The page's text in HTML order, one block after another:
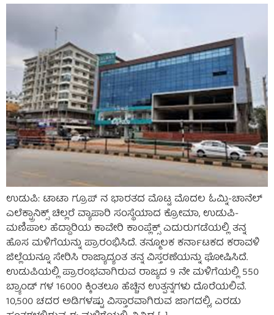
ಉಡುಪಿ: ಟಾಟಾ ಗ್ರೂಪ್ ನ ಭಾರತದ ಮೊಟ್ಟ ಮೊದಲ ಓಮ್ನಿ-ಚಾನೆಲ್
ಎಲೆಕ್ಟ್ರಾನಿಕ್ಸ್ ಚಿಲ್ಲರೆ ವ್ಯಾಪಾರಿ ಸಂಸ್ಥೆಯಾದ ಕ್ರೋಮಾ, ಉಡುಪಿ-
ಮಣಿಪಾಲ ಹೆದ್ದಾರಿಯ ಕಾವೇರಿ ಕಾಂಪ್ಲೆಕ್ಸ್ ಎದುರುಗಡೆಯಲ್ಲಿ ತನ್ನ
ಹೊಸ ಮಳಿಗೆಯನ್ನು ಪ್ರಾರಂಭಿಸಿದೆ. ತನ್ಮೂಲಕ ಕರ್ನಾಟಕದ ಕರಾವಳಿ
ಜಿಲ್ಲೆಯನ್ನೂ ಸೇರಿಸಿ ರಾಜ್ಯಾದ್ಯಂತ ತನ್ನ ವಿಸ್ತರಣೆಯನ್ನು ಘೋಷಿಸಿದೆ.
ಉಡುಪಿಯಲ್ಲಿ ಪ್ರಾರಂಭವಾಗಿರುವ ರಾಜ್ಯದ 9 ನೇ ಮಳಿಗೆಯಲ್ಲಿ 550
ಬ್ರ್ಯಾಂಡ್ ಗಳ 16000 ಕ್ಕಿಂತಲೂ ಹೆಚ್ಚಿನ ಉತ್ಪನ್ನಗಳು ದೊರೆಯಲಿವೆ.
10,500 ಚದರ ಅಡಿಗಳಷ್ಟು ವಿಸ್ತಾರವಾಗಿರುವ ಜಾಗದಲ್ಲಿ, ಎರಡು